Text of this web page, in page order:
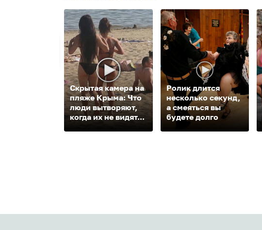
Скрытая камера на
пляже Крыма: Что
люди вытворяют,
когда их не видят...
Ролик длится
несколько секунд,
а смеяться вы
будете долго